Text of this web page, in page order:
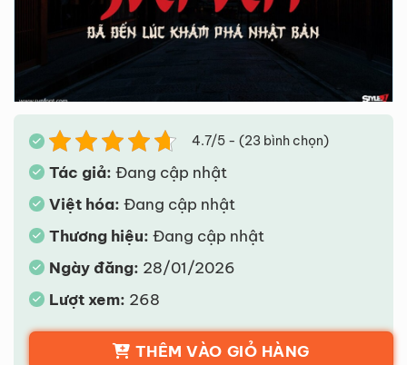
4.7/5 - (23 bình chọn)
Tác giả: Đang cập nhật
Việt hóa: Đang cập nhật
Thương hiệu: Đang cập nhật
Ngày đăng: 28/01/2026
Lượt xem: 268
THÊM VÀO GIỎ HÀNG